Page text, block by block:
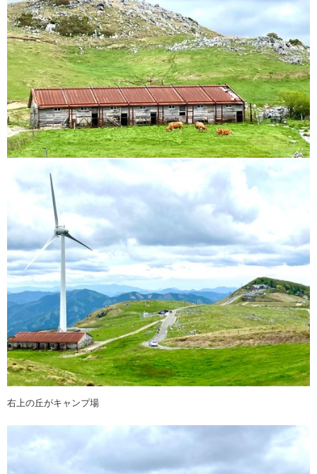
右上の丘がキャンプ場